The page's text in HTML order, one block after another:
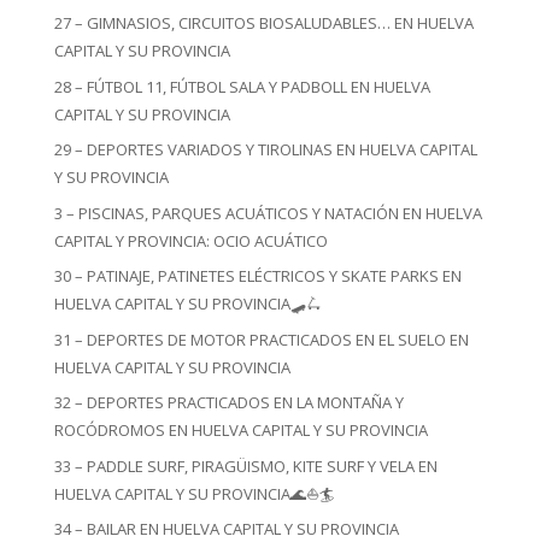
27 – GIMNASIOS, CIRCUITOS BIOSALUDABLES… EN HUELVA
CAPITAL Y SU PROVINCIA
28 – FÚTBOL 11, FÚTBOL SALA Y PADBOLL EN HUELVA
CAPITAL Y SU PROVINCIA
29 – DEPORTES VARIADOS Y TIROLINAS EN HUELVA CAPITAL
Y SU PROVINCIA
3 – PISCINAS, PARQUES ACUÁTICOS Y NATACIÓN EN HUELVA
CAPITAL Y PROVINCIA: OCIO ACUÁTICO
30 – PATINAJE, PATINETES ELÉCTRICOS Y SKATE PARKS EN
HUELVA CAPITAL Y SU PROVINCIA🛹🛴
31 – DEPORTES DE MOTOR PRACTICADOS EN EL SUELO EN
HUELVA CAPITAL Y SU PROVINCIA
32 – DEPORTES PRACTICADOS EN LA MONTAÑA Y
ROCÓDROMOS EN HUELVA CAPITAL Y SU PROVINCIA
33 – PADDLE SURF, PIRAGÜISMO, KITE SURF Y VELA EN
HUELVA CAPITAL Y SU PROVINCIA🌊⛵🏄
34 – BAILAR EN HUELVA CAPITAL Y SU PROVINCIA